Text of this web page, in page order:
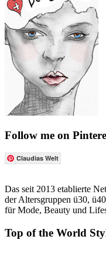
Follow me on
Claudias Welt
Das seit 2013 etablierte
der Altersgruppen ü30,
für Mode, Beauty und
Top of the World